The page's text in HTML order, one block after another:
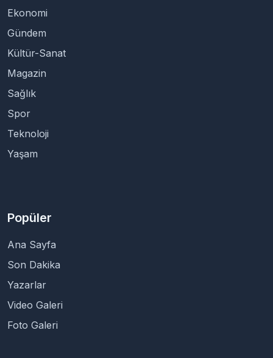
Ekonomi
Gündem
Kültür-Sanat
Magazin
Sağlık
Spor
Teknoloji
Yaşam
Popüler
Ana Sayfa
Son Dakika
Yazarlar
Video Galeri
Foto Galeri